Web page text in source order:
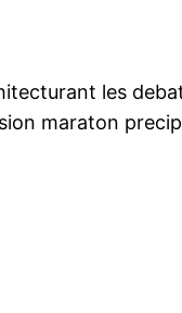
les
maraton